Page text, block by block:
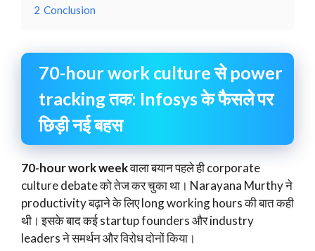
2 Conclusion
70-hour work culture से power
tracking तक: Infosys के फैसले पर
छिड़ी नई बहस
70-hour work weekवाला बयान पहले ही corporate
culture debate को तेज कर चुका था। Narayana Murthy ने
productivity बढ़ाने के लिए long working hours की बात कही
थी। इसके बाद कई startup founders और industry
leaders ने समर्थन और विरोध दोनों किया।